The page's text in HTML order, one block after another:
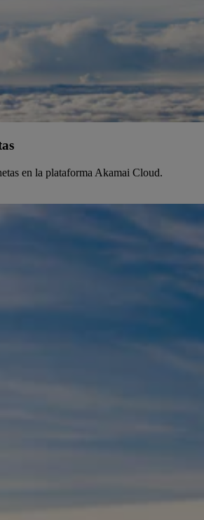
en la plataforma Akamai Cloud.